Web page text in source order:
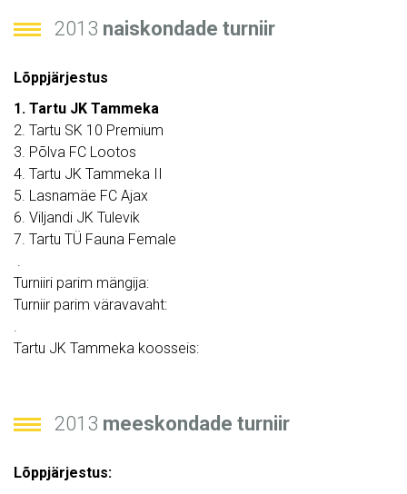
2013 naiskondade turniir
Lõppjärjestus
1. Tartu JK Tammeka
2. Tartu SK 10 Premium
3. Põlva FC Lootos
4. Tartu JK Tammeka II
5. Lasnamäe FC Ajax
6. Viljandi JK Tulevik
7. Tartu TÜ Fauna Female
.
Turniiri parim mängija:
Turniir parim väravavaht:
.
Tartu JK Tammeka koosseis:
2013 meeskondade turniir
Lõppjärjestus: